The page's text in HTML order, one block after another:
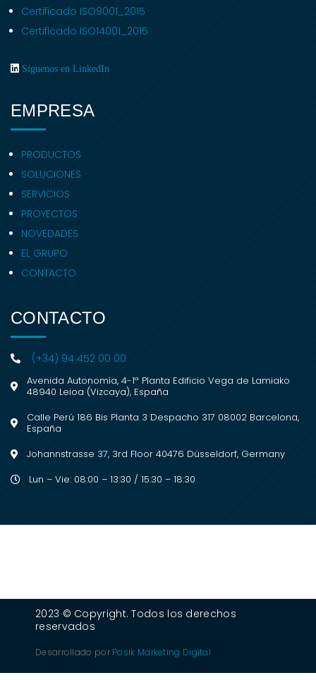
Certificado ISO9001_2015
Certificado ISO14001_2015
Síguenos en LinkedIn
EMPRESA
PRODUCTOS
SOLUCIONES
SERVICIOS
PROYECTOS
NOVEDADES
EL GRUPO
CONTACTO
CONTACTO
(+34) 94 452 00 00
Avenida Autonomía, 4-1ª Planta Edificio Vega de Lamiako
48940 Leioa (Vizcaya), España
Calle Perú 186 Bis Planta 3 Despacho 317 08002 Barcelona,
España
Johannstrasse 37, 3rd Floor 40476 Düsseldorf, Germany
Lun – Vie: 08:00 – 13:30 / 15:30 – 18:30
2023 © Copyright. Todos los derechos
reservados
Desarrollado por Posik Marketing Digital